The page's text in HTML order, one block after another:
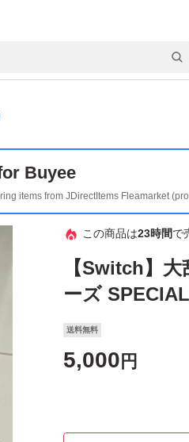
Buyee
items from JDirectItems Fleamarket
この商品は23時間で
【Switch】
ーズ
送料無料
5,000 円